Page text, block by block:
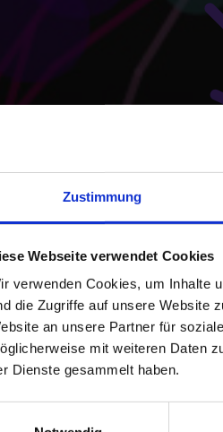
Zustimmung
Webseite verwendet Cookies
verwenden Cookies, um Inhalte
die Zugriffe auf unsere Website
an unsere Partner für
mit weiteren Daten
Dienste gesammelt haben.